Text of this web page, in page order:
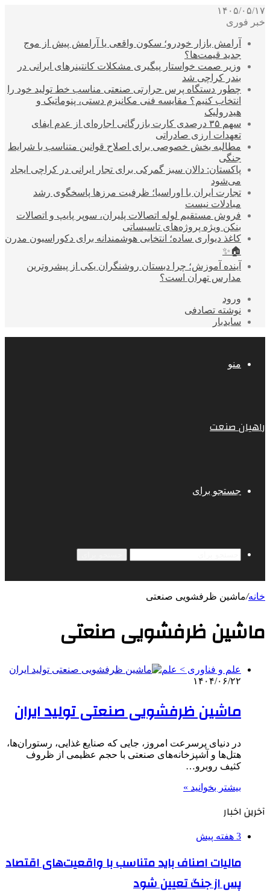
۱۴۰۵/۰۵/۱۷
خبر فوری
آرامش بازار خودرو؛ سکون واقعی یا آرامش پیش از موج
جدید قیمت‌ها؟
وزیر صمت خواستار پیگیری مشکلات کانتینرهای ایرانی در
بندر کراچی شد
چطور دستگاه پرس حرارتی صنعتی مناسب خط تولید خود را
انتخاب کنیم؟ مقایسه فنی مکانیزم دستی، پنوماتیک و
هیدرولیک
سهم ۳۵ درصدی کارت بازرگانی اجاره‌ای از عدم ایفای
تعهدات ارزی صادراتی
مطالبه بخش خصوصی برای اصلاح قوانین متناسب با شرایط
جنگی
پاکستان: دالان سبز گمرکی برای تجار ایرانی در کراچی ایجاد
می‌شود
تجارت ایران با اوراسیا؛ ظرفیت مرزها پاسخگوی رشد
مبادلات نیست
فروش مستقیم لوله اتصالات پلیران، سوپر پایپ و اتصالات
بنکن ویژه پروژه‌های تاسیساتی
کاغذ دیواری ساده؛ انتخابی هوشمندانه برای دکوراسیون مدرن
🏠✨
آینده آموزش؛ چرا دبستان روشنگران یکی از پیشروترین
مدارس تهران است؟
ورود
نوشته تصادفی
سایدبار
منو
راهیان صنعت
جستجو برای
خانه/ماشین ظرفشویی صنعتی
ماشین ظرفشویی صنعتی
علم و فناوری‌ > علم
۱۴۰۴/۰۶/۲۲
ماشین ظرفشویی صنعتی تولید ایران
در دنیای پرسرعت امروز، جایی که صنایع غذایی، رستوران‌ها،
هتل‌ها و آشپزخانه‌های صنعتی با حجم عظیمی از ظروف
کثیف روبرو…
بیشتر بخوانید »
آخرین اخبار
3 هفته پیش
مالیات اصناف باید متناسب با واقعیت‌های اقتصاد
پس از جنگ تعیین شود